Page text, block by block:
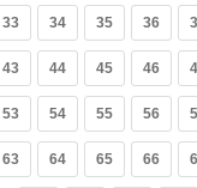
33 34 35 36
43 44 45 46
53 54 55 56
63 64 65 66